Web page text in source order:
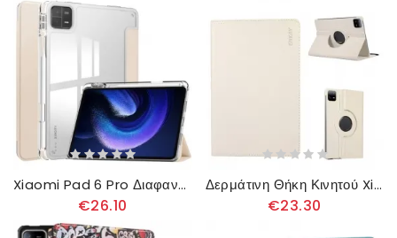
Xiaomi Pad 6 Pro Διαφανής Πλάτη
€26.10
Δερμάτινη Θήκη Κινητού Xiaomi Pad 6 Pro Θήκες Κινητών Περιστρεφόμενος Σχεδιασμός Enkay
€23.30